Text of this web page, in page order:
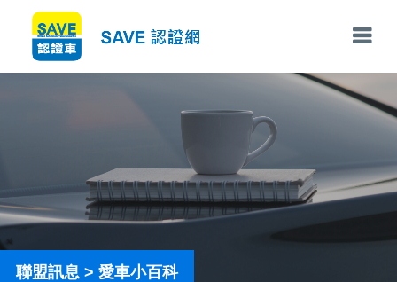
聯盟訊息 > 愛車小百科